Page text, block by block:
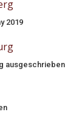
2019
ausgeschrieben